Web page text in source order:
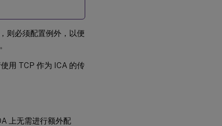
则必须配置例外，以便
用 TCP 作为 ICA 的传
上无需进行额外配